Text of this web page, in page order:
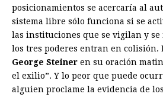
posicionamientos se acercaría al
sistema libre sólo funciona si se
las instituciones que se vigilan y
los tres poderes entran en colisión.
George Steiner en su oración
el exilio”. Y lo peor que puede
alguien proclame la evidencia de